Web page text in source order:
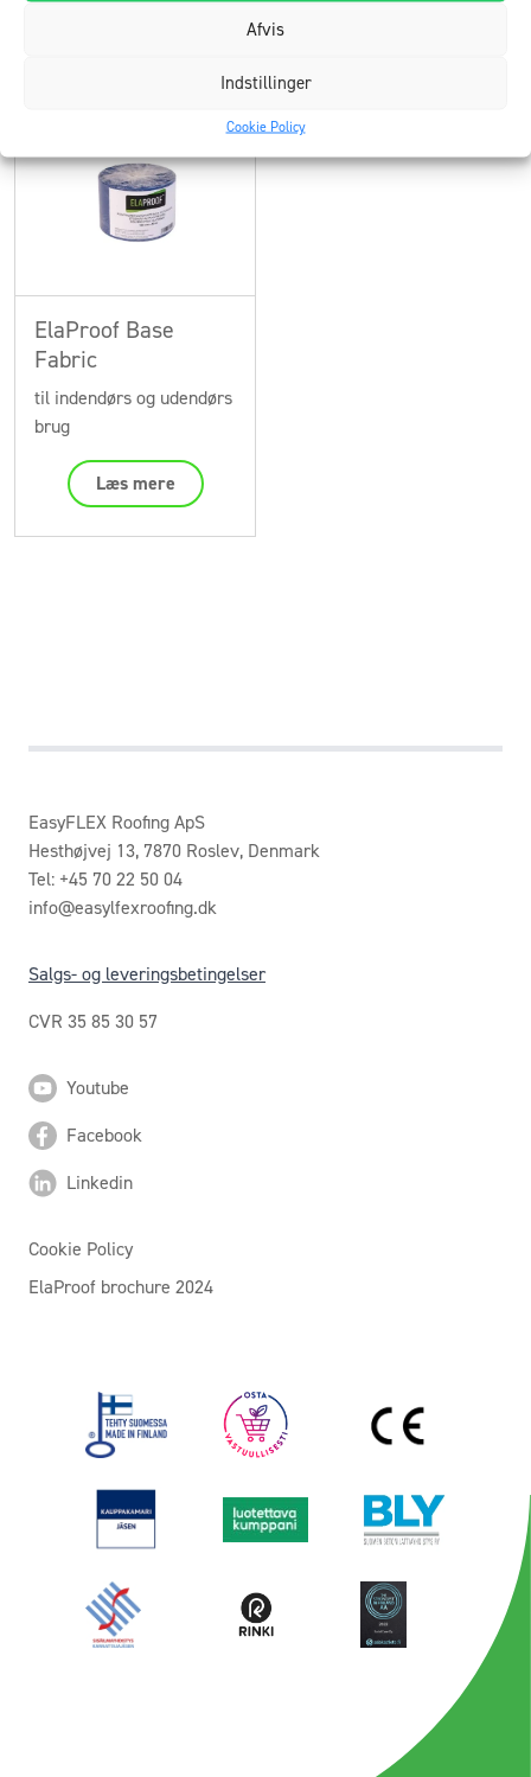
Afvis
Indstillinger
Cookie Policy
ElaProof Base
Fabric
til indendørs og udendørs
brug
Læs mere
EasyFLEX Roofing ApS
Hesthøjvej 13, 7870 Roslev, Denmark
Tel: +45 70 22 50 04
info@easylfexroofing.dk
Salgs- og leveringsbetingelser
CVR 35 85 30 57
Youtube
Facebook
Linkedin
Cookie Policy
ElaProof brochure 2024